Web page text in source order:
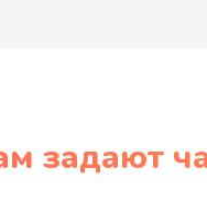
задают